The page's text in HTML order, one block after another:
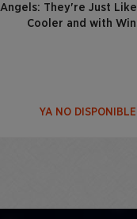
Angels: They're Just
Cooler and with
YA NO DISPONIBLE